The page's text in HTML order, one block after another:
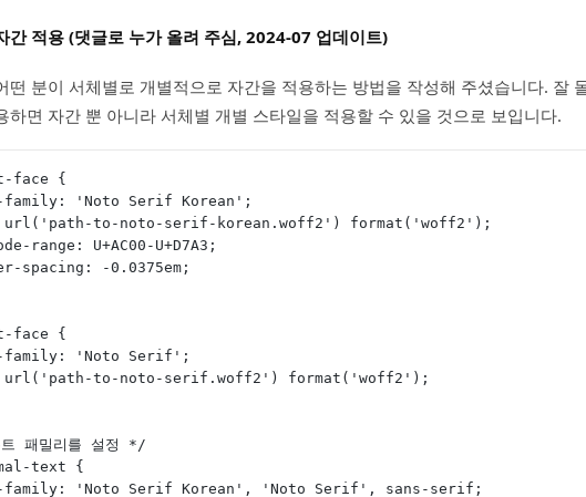
간 적용 (댓글로 누가 올려 주심, 2024-07 업데이트)
떤 분이 서체별로 개별적으로 자간을 적용하는 방법을 작성해 주셨습니다. 잘
하면 자간 뿐 아니라 서체별 개별 스타일을 적용할 수 있을 것으로 보입니다.
face {
'Noto Serif Korean';
to-noto-serif-korean.woff2') format('woff2');
range: U+AC00-U+D7A3;
spacing: -0.0375em;
face {
family: 'Noto Serif';
to-noto-serif.woff2') format('woff2');
패밀리를 설정 */
text {
family: 'Noto Serif Korean', 'Noto Serif', sans-serif;